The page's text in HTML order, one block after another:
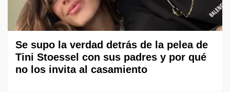
Se supo la verdad detrás de la pelea de
Tini Stoessel con sus padres y por qué
no los invita al casamiento